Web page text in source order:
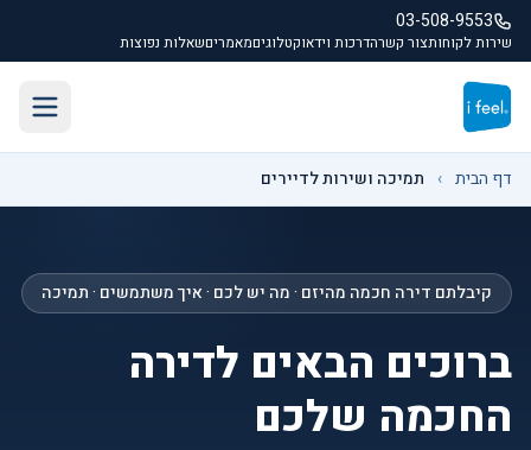
דלג לתוכן הראשי
03-508-9553
שירות לקוחותצור קשרהדרכות וידאוקטלוגיםמאמריםשאלות נפוצות
דף הבית › תמיכה ושירות לדיירים
קיבלתם דירה חכמה מהיזם · מה יש לכם · איך משתמשים · תמיכה
ברוכים הבאים לדירה
החכמה שלכם